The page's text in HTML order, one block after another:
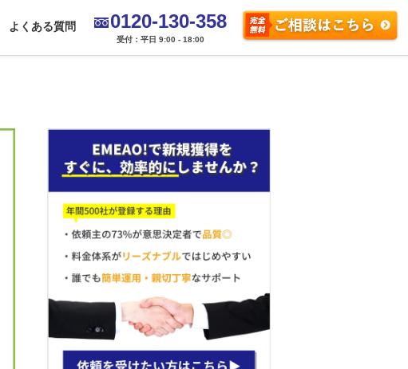
よくある質問 0120-130-358
受付：平日 9:00 - 18:00